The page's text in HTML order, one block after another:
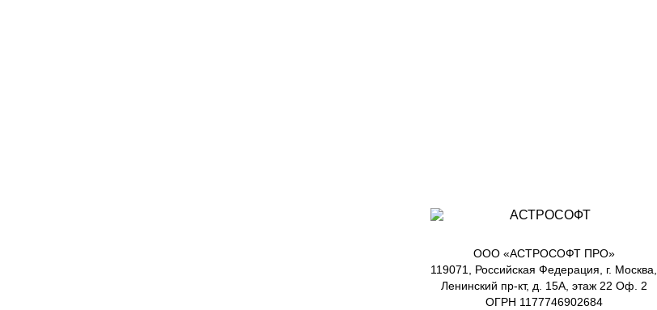
ООО «АСТРОСОФТ ПРО»
119071, Российская Федерация, г. Москва,
Ленинский пр-кт, д. 15А, этаж 22 Оф. 2
ОГРН 1177746902684